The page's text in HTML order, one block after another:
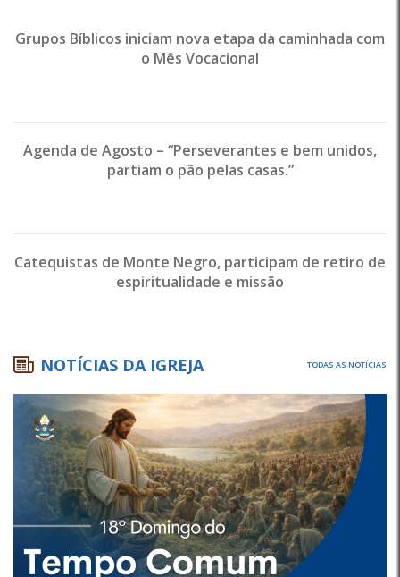
Grupos Bíblicos iniciam nova etapa da caminhada com
o Mês Vocacional
Agenda de Agosto – “Perseverantes e bem unidos,
partiam o pão pelas casas.”
Catequistas de Monte Negro, participam de retiro de
espiritualidade e missão
NOTÍCIAS DA IGREJA TODAS AS NOTÍCIAS